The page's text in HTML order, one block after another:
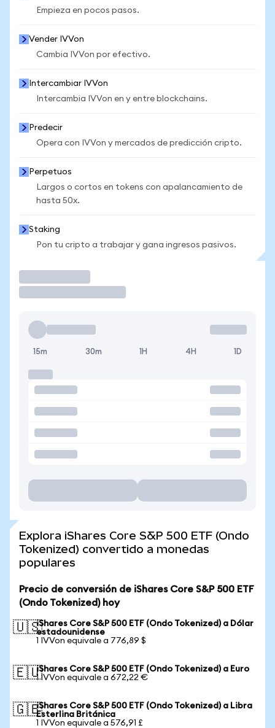
Empieza en pocos pasos.
Vender IVVon
Cambia IVVon por efectivo.
Intercambiar IVVon
Intercambia IVVon en y entre blockchains.
Predecir
Opera con IVVon y mercados de predicción cripto.
Perpetuos
Largos o cortos en tokens con apalancamiento de
hasta 50x.
Staking
Pon tu cripto a trabajar y gana ingresos pasivos.
15m 30m 1H 4H 1D
Explora iShares Core S&P 500 ETF (Ondo
Tokenized) convertido a monedas
populares
Precio de conversión de iShares Core S&P 500 ETF
(Ondo Tokenized) hoy
🇺🇸iShares Core S&P 500 ETF (Ondo Tokenized) a Dólar
estadounidense
1 IVVon equivale a 776,89 $
🇪🇺iShares Core S&P 500 ETF (Ondo Tokenized) a Euro
1 IVVon equivale a 672,22 €
🇬🇧iShares Core S&P 500 ETF (Ondo Tokenized) a Libra
Esterlina Británica
1 IVVon equivale a 576,91 £